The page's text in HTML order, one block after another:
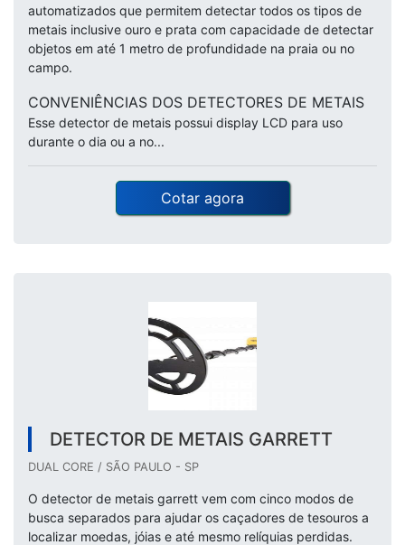
automatizados que permitem detectar todos os tipos de
metais inclusive ouro e prata com capacidade de detectar
objetos em até 1 metro de profundidade na praia ou no
campo.
CONVENIÊNCIAS DOS DETECTORES DE METAIS
Esse detector de metais possui display LCD para uso
durante o dia ou a no...
Cotar agora
DETECTOR DE METAIS GARRETT
DUAL CORE / SÃO PAULO - SP
O detector de metais garrett vem com cinco modos de
busca separados para ajudar os caçadores de tesouros a
localizar moedas, jóias e até mesmo relíquias perdidas.